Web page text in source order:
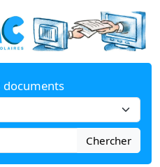
documents
Chercher